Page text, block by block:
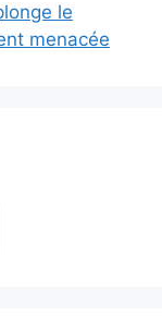
le
menacée